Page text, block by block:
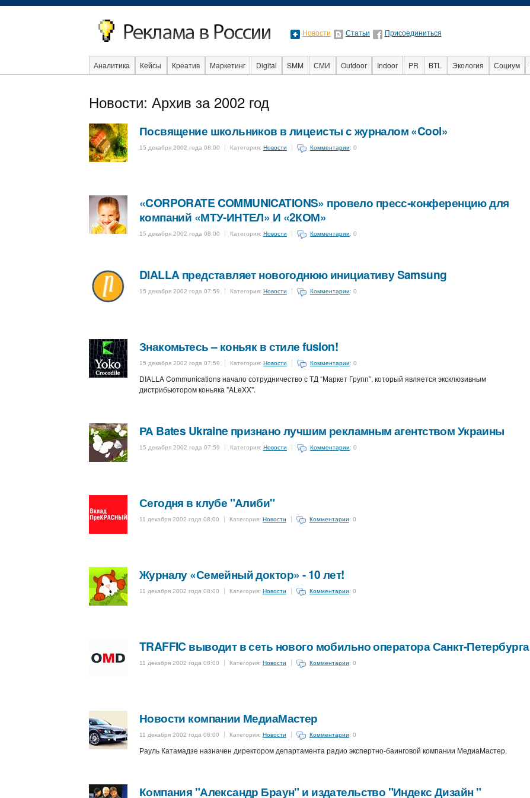
Новости Статьи Присоединиться
Аналитика Кейсы Креатив Маркетинг Digital SMM СМИ Outdoor Indoor PR BTL Экология Социум
Новости: Архив за 2002 год
Посвящение школьников в лицеисты с журналом «Cool»
15 декабря 2002 года 08:00 Категория: Новости Комментарии: 0
«CORPORATE COMMUNICATIONS» провело пресс-конференцию для
компаний «МТУ-ИНТЕЛ» И «2КОМ»
15 декабря 2002 года 08:00 Категория: Новости Комментарии: 0
DIALLA представляет новогоднюю инициативу Samsung
15 декабря 2002 года 07:59 Категория: Новости Комментарии: 0
Знакомьтесь – коньяк в стиле fusion!
15 декабря 2002 года 07:59 Категория: Новости Комментарии: 0
DIALLA Communications начало сотрудничество с ТД “Маркет Групп”, который является эксклюзивным
дистрибьютором коньяка "ALeXX".
РА Bates Ukraine признано лучшим рекламным агентством Украины
15 декабря 2002 года 07:59 Категория: Новости Комментарии: 0
Сегодня в клубе "Алиби"
11 декабря 2002 года 08:00 Категория: Новости Комментарии: 0
Журналу «Семейный доктор» - 10 лет!
11 декабря 2002 года 08:00 Категория: Новости Комментарии: 0
TRAFFIC выводит в сеть нового мобильно оператора Санкт-Петербурга
11 декабря 2002 года 08:00 Категория: Новости Комментарии: 0
Новости компании МедиаМастер
11 декабря 2002 года 08:00 Категория: Новости Комментарии: 0
Рауль Катамадзе назначен директором департамента радио экспертно-баинговой компании МедиаМастер.
Компания "Александр Браун" и издательство "Индекс Дизайн "